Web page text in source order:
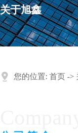
关于旭鑫
您的位置: 首页 ->